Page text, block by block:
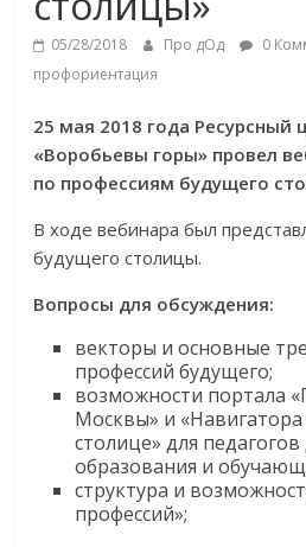
05/28/2018 Про дОд 0
профориентация
25 мая 2018 года Ресурсный
«Воробьевы горы» провел
по профессиям будущего
В ходе вебинара был
будущего столицы.
Вопросы для обсуждения:
векторы и основные
профессий будущего;
возможности портала
Москвы» и
столице» для
образования и
структура и
профессий»;